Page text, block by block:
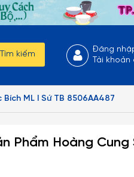
Tìm kiếm
Đăng
Tài khoản
ML I Sứ TB 8506AA487
Phẩm Hoàng Cung